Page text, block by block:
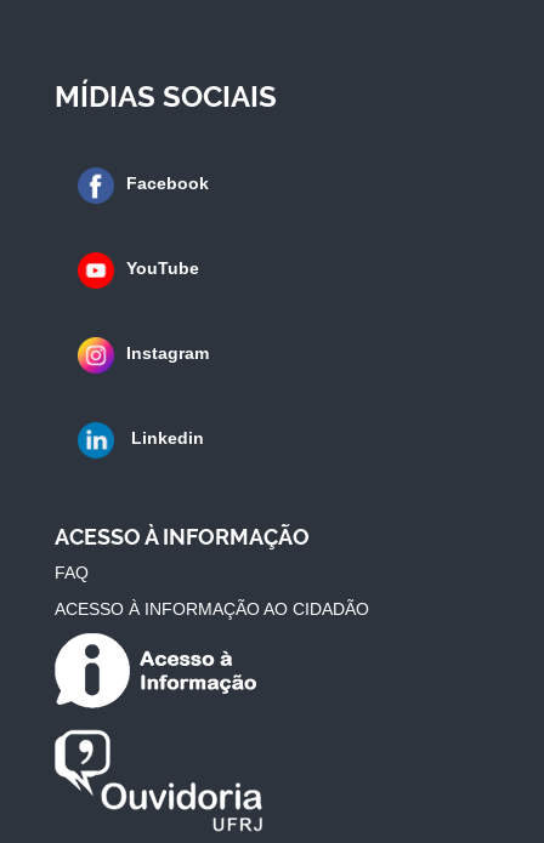
MÍDIAS SOCIAIS
Facebook
YouTube
Instagram
Linkedin
ACESSO À INFORMAÇÃO
FAQ
ACESSO À INFORMAÇÃO AO CIDADÃO